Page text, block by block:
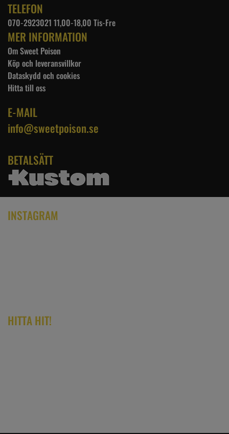
TELEFON
070-2923021 11,00-18,00 Tis-Fre
MER INFORMATION
Om Sweet Poison
Köp och leveransvillkor
Dataskydd och cookies
Hitta till oss
E-MAIL
info@sweetpoison.se
BETALSÄTT
INSTAGRAM
HITTA HIT!